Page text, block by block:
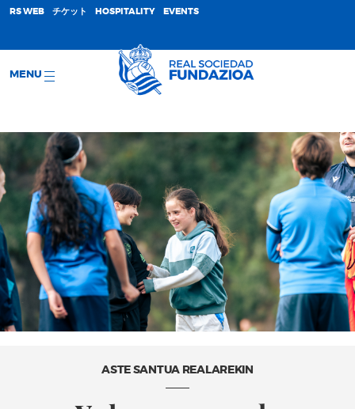
RS WEB チケット HOSPITALITY EVENTS
MENU
ASTE SANTUA REALAREKIN